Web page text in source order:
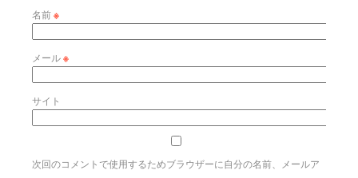
名前※
メール※
サイト
次回のコメントで使用するためブラウザーに自分の名前、メールア